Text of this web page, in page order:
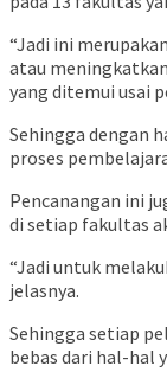
“Jadi ini
atau
yang ditemui usai
Sehingga dengan
proses
Pencanangan ini
di setiap fakultas
“Jadi untuk
jelasnya.
Sehingga setiap
bebas dari hal-hal